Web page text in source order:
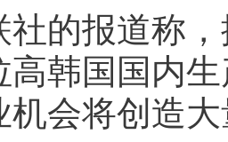
报道称，
高韩国国内
机会将创造